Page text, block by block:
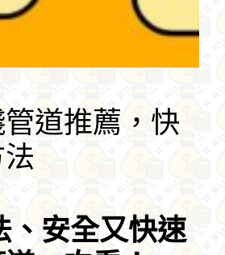
道推薦，快
、安全又快速